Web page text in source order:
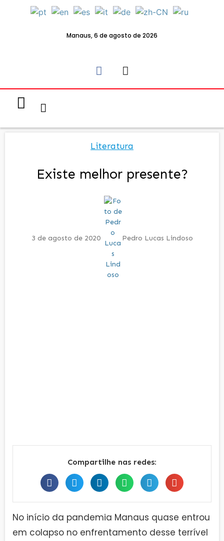
Manaus, 6 de agosto de 2026
Literatura
Existe melhor presente?
3 de agosto de 2020 Pedro Lucas Lindoso
Compartilhe nas redes:
No início da pandemia Manaus quase entrou
em colapso no enfrentamento desse terrível